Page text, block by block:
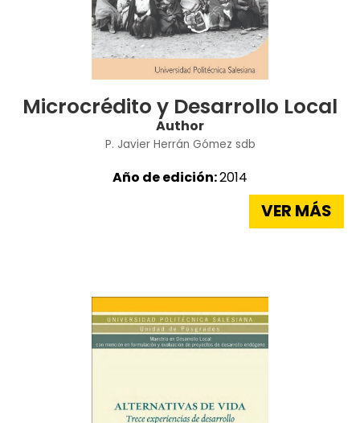
Microcrédito y Desarrollo Local
Author
P. Javier Herrán Gómez sdb
Año de edición:2014
VER MÁS